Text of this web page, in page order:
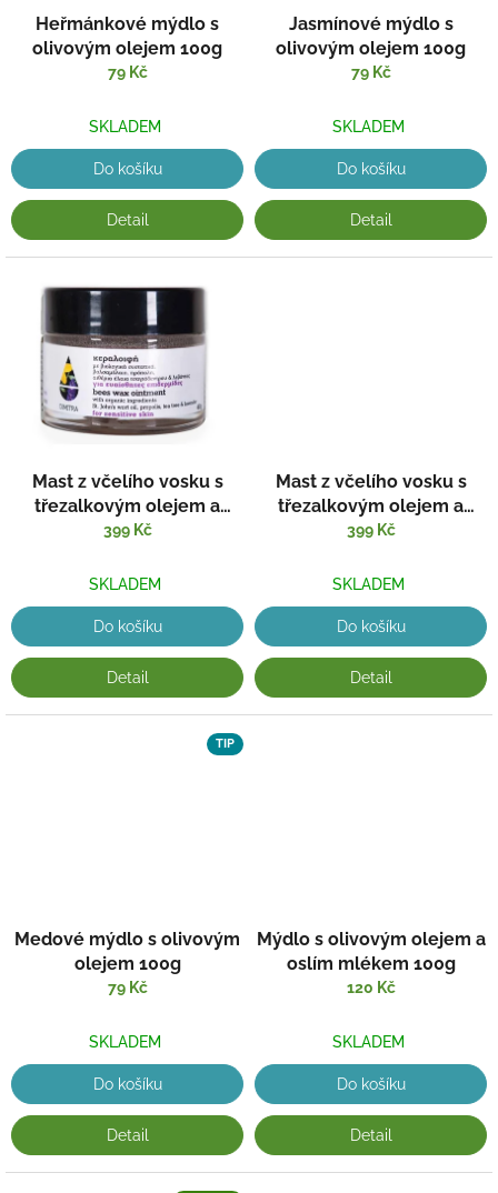
Heřmánkové mýdlo s
olivovým olejem 100g
79 Kč
SKLADEM
Do košíku
Detail
Jasmínové mýdlo s
olivovým olejem 100g
79 Kč
SKLADEM
Do košíku
Detail
Mast z včelího vosku s
třezalkovým olejem a
levandulí
399 Kč
SKLADEM
Do košíku
Detail
Mast z včelího vosku s
třezalkovým olejem a
měsíčkem
399 Kč
SKLADEM
Do košíku
Detail
TIP
Medové mýdlo s olivovým
olejem 100g
79 Kč
SKLADEM
Do košíku
Detail
Mýdlo s olivovým olejem a
oslím mlékem 100g
120 Kč
SKLADEM
Do košíku
Detail